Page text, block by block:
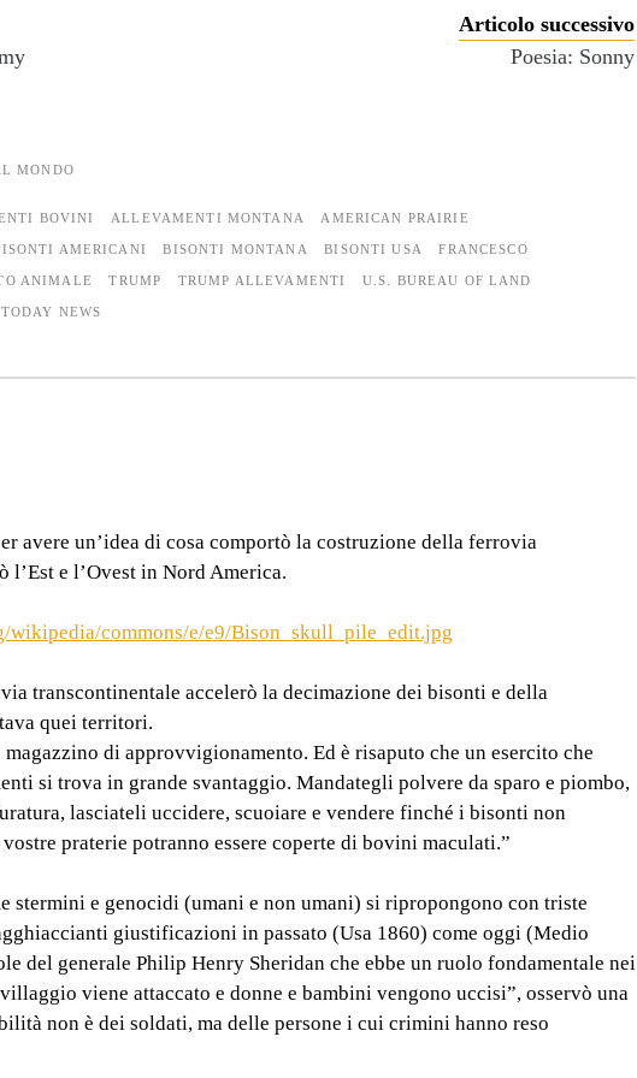
Articolo successivo
Poesia: Sonny
MONDO
BOVINI ALLEVAMENTI MONTANA AMERICAN PRAIRIE
AMERICANI BISONTI MONTANA BISONTI USA FRANCESCO
ANIMALE TRUMP TRUMP ALLEVAMENTI U.S. BUREAU OF LAND
NEWS
avere un’idea di cosa comportò la costruzione della ferrovia
l’Est e l’Ovest in Nord America.
wikipedia/commons/e/e9/Bison_skull_pile_edit.jpg
transcontinentale accelerò la decimazione dei bisonti e della
quei territori.
di approvvigionamento. Ed è risaputo che un esercito che
si trova in grande svantaggio. Mandategli polvere da sparo e piombo,
lasciateli uccidere, scuoiare e vendere finché i bisonti non
praterie potranno essere coperte di bovini maculati.”
stermini e genocidi (umani e non umani) si ripropongono con triste
giustificazioni in passato (Usa 1860) come oggi (Medio
del generale Philip Henry Sheridan che ebbe un ruolo fondamentale nei
viene attaccato e donne e bambini vengono uccisi”, osservò una
non è dei soldati, ma delle persone i cui crimini hanno reso